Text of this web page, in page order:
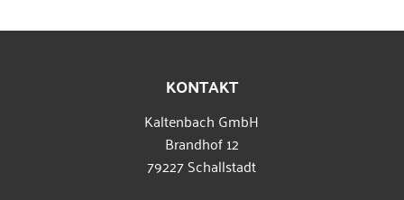
KONTAKT
Kaltenbach GmbH
Brandhof 12
79227 Schallstadt